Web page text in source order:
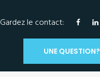
Gardez le contact:
UNE QUESTION?